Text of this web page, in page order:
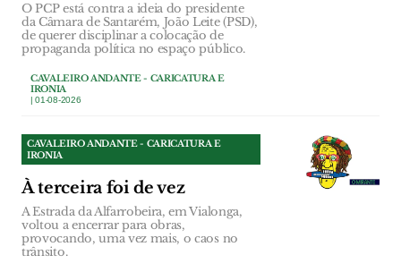
O PCP está contra a ideia do presidente
da Câmara de Santarém, João Leite (PSD),
de querer disciplinar a colocação de
propaganda política no espaço público.
CAVALEIRO ANDANTE - CARICATURA E
IRONIA
| 01-08-2026
CAVALEIRO ANDANTE - CARICATURA E
IRONIA
À terceira foi de vez
A Estrada da Alfarrobeira, em Vialonga,
voltou a encerrar para obras,
provocando, uma vez mais, o caos no
trânsito.